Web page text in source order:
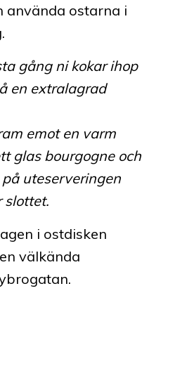
använda ostarna i
gång ni kokar ihop
en extralagrad
emot en varm
glas bourgogne och
uteserveringen
slottet.
i ostdisken
välkända